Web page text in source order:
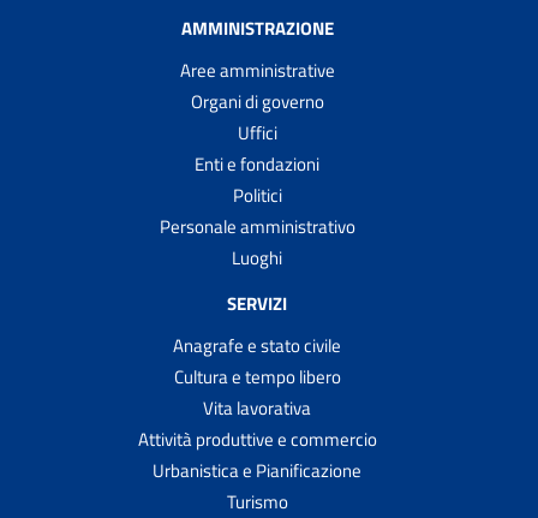
AMMINISTRAZIONE
Aree amministrative
Organi di governo
Uffici
Enti e fondazioni
Politici
Personale amministrativo
Luoghi
SERVIZI
Anagrafe e stato civile
Cultura e tempo libero
Vita lavorativa
Attività produttive e commercio
Urbanistica e Pianificazione
Turismo